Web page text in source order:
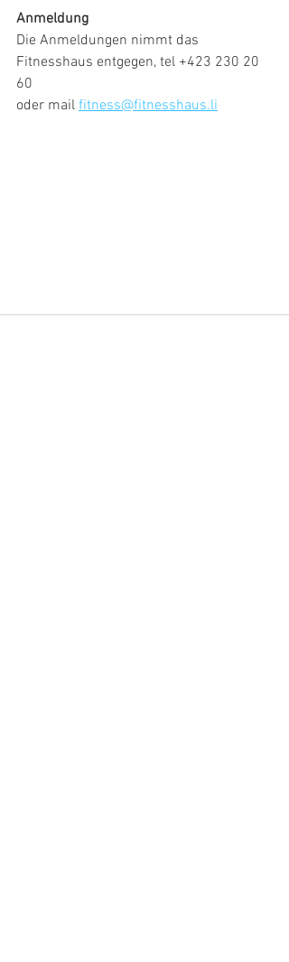
Anmeldung
Die Anmeldungen nimmt das
Fitnesshaus entgegen, tel +423 230 20
60
oder mail fitness@fitnesshaus.li